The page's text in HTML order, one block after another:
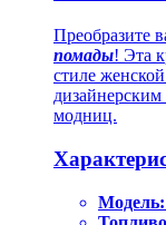
Преобразите
помады! Эта
стиле
модниц.
Модель: